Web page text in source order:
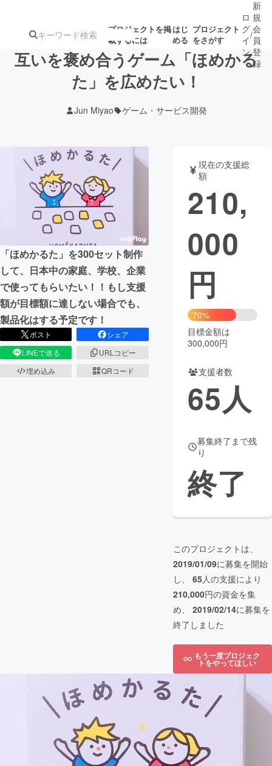
プロジェクトを掲
載するには
はじ
める
プロジェクト
をさがす
ターン
ジェクト
ロジェクト
アート・写真 音楽
テクノロジー・ガジェット ゲーム・サ
映像・映画
ビジネス・起業
まちづくり・地域活性化
CAMPFIRE for Social Good CAMPFIRE Creation
CAMPFIREふるさと納税
コミュニティ
ロ
グ
イ
ン
/
新
規
会
員
登
録
互いを褒め合うゲーム「ほめかる
た」を広めたい！
Jun Miyao ゲーム・サービス開発
「ほめかるた」を300セット制作
して、日本中の家庭、学校、企業
で使ってもらいたい！！もし支援
額が目標額に達しない場合でも、
製品化はする予定です！
ポスト
シェア
LINEで送る
URLコピー
埋め込み
QRコード
現在の支援総
額
210,
000
円
70%
目標金額は
300,000円
支援者数
65人
募集終了まで残
り
終了
このプロジェクトは、
2019/01/09に募集を開始
し、 65人の支援により
210,000円の資金を集
め、 2019/02/14に募集を
終了しました
もう一度プロジェク
トをやってほしい